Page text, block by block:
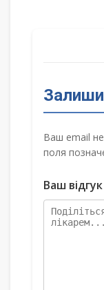
Ваш email не
поля
Ваш відгук